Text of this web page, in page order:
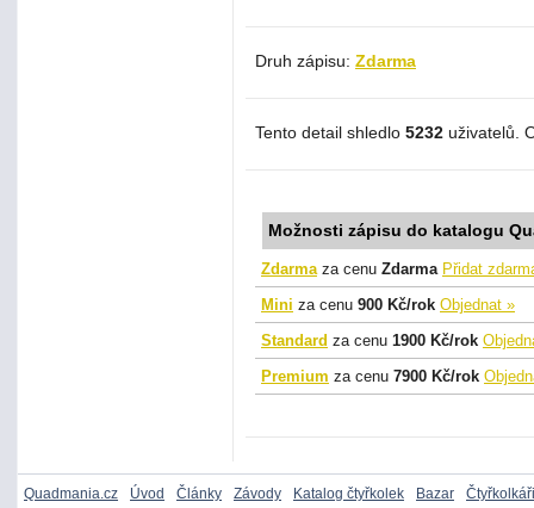
Druh zápisu: Zdarma
Tento detail shledlo 5232 uživatelů.
Možnosti zápisu do katalogu
Zdarmaza cenu Zdarma Přidat
Mini za cenu 900 Kč/rok Objednat »
Standard za cenu 1900 Kč/rok
Premium za cenu 7900 Kč/rok
Quadmania.cz Úvod Články Závody Katalog čtyřkolek Bazar Čtyřkolkáři